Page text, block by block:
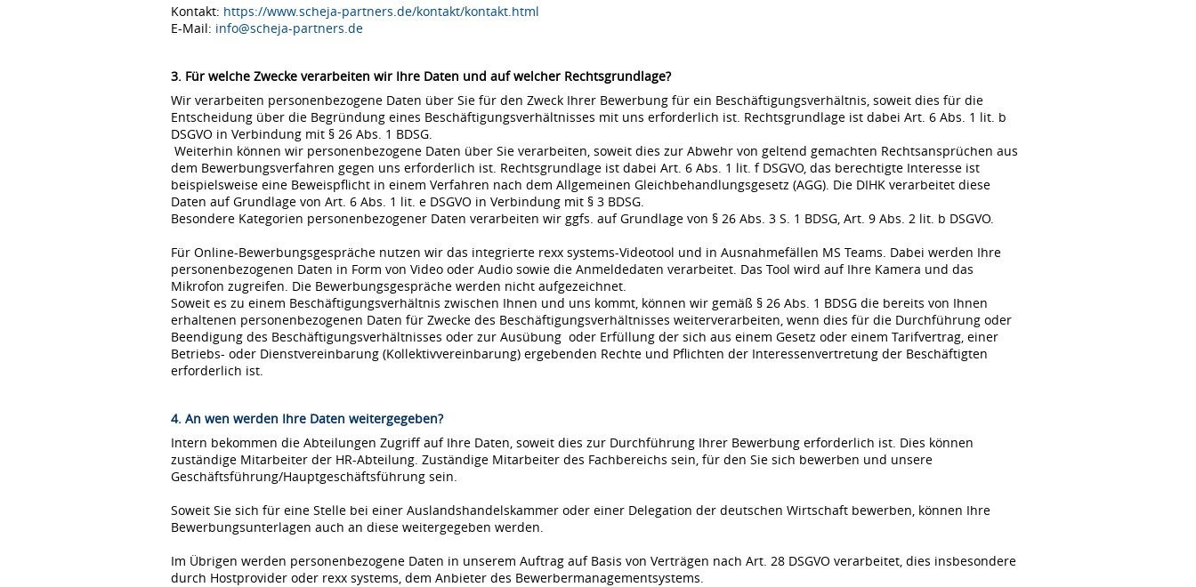
Kontakt: https://www.scheja-partners.de/kontakt/kontakt.html
E-Mail: info@scheja-partners.de
3. Für welche Zwecke verarbeiten wir Ihre Daten und auf welcher Rechtsgrundlage?
Wir verarbeiten personenbezogene Daten über Sie für den Zweck Ihrer Bewerbung für ein Beschäftigungsverhältnis, soweit dies für die
Entscheidung über die Begründung eines Beschäftigungsverhältnisses mit uns erforderlich ist. Rechtsgrundlage ist dabei Art. 6 Abs. 1 lit. b
DSGVO in Verbindung mit § 26 Abs. 1 BDSG.
Weiterhin können wir personenbezogene Daten über Sie verarbeiten, soweit dies zur Abwehr von geltend gemachten Rechtsansprüchen aus
dem Bewerbungsverfahren gegen uns erforderlich ist. Rechtsgrundlage ist dabei Art. 6 Abs. 1 lit. f DSGVO, das berechtigte Interesse ist
beispielsweise eine Beweispflicht in einem Verfahren nach dem Allgemeinen Gleichbehandlungsgesetz (AGG). Die DIHK verarbeitet diese
Daten auf Grundlage von Art. 6 Abs. 1 lit. e DSGVO in Verbindung mit § 3 BDSG.
Besondere Kategorien personenbezogener Daten verarbeiten wir ggfs. auf Grundlage von § 26 Abs. 3 S. 1 BDSG, Art. 9 Abs. 2 lit. b DSGVO.
Für Online-Bewerbungsgespräche nutzen wir das integrierte rexx systems-Videotool und in Ausnahmefällen MS Teams. Dabei werden Ihre
personenbezogenen Daten in Form von Video oder Audio sowie die Anmeldedaten verarbeitet. Das Tool wird auf Ihre Kamera und das
Mikrofon zugreifen. Die Bewerbungsgespräche werden nicht aufgezeichnet.
Soweit es zu einem Beschäftigungsverhältnis zwischen Ihnen und uns kommt, können wir gemäß § 26 Abs. 1 BDSG die bereits von Ihnen
erhaltenen personenbezogenen Daten für Zwecke des Beschäftigungsverhältnisses weiterverarbeiten, wenn dies für die Durchführung oder
Beendigung des Beschäftigungsverhältnisses oder zur Ausübung oder Erfüllung der sich aus einem Gesetz oder einem Tarifvertrag, einer
Betriebs- oder Dienstvereinbarung (Kollektivvereinbarung) ergebenden Rechte und Pflichten der Interessenvertretung der Beschäftigten
erforderlich ist.
4. An wen werden Ihre Daten weitergegeben?
Intern bekommen die Abteilungen Zugriff auf Ihre Daten, soweit dies zur Durchführung Ihrer Bewerbung erforderlich ist. Dies können
zuständige Mitarbeiter der HR-Abteilung. Zuständige Mitarbeiter des Fachbereichs sein, für den Sie sich bewerben und unsere
Geschäftsführung/Hauptgeschäftsführung sein.
Soweit Sie sich für eine Stelle bei einer Auslandshandelskammer oder einer Delegation der deutschen Wirtschaft bewerben, können Ihre
Bewerbungsunterlagen auch an diese weitergegeben werden.
Im Übrigen werden personenbezogene Daten in unserem Auftrag auf Basis von Verträgen nach Art. 28 DSGVO verarbeitet, dies insbesondere
durch Hostprovider oder rexx systems, dem Anbieter des Bewerbermanagementsystems.